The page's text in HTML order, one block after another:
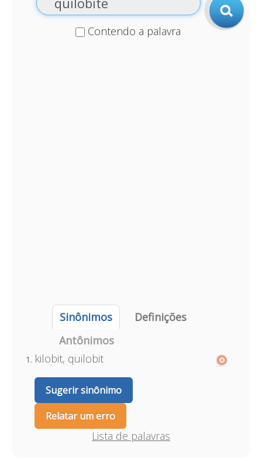
Contendo a palavra
Sinônimos
Definições
Antônimos
kilobit, quilobit
Sugerir sinônimo
Relatar um erro
Lista de palavras